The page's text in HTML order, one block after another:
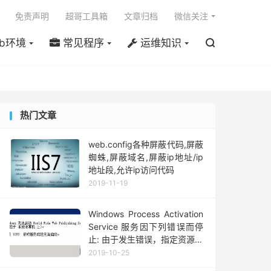
环境 常见程序 运维知识 
免责声明 超哥工具箱 文章归档 微信关注
热门文章
web.config各种屏蔽代码,屏蔽
蜘蛛,屏蔽域名,屏蔽ip地址/ip
地址段,允许ip访问代码
2019-11-19
Windows Process Activation
Service 服务因下列错误而停
止: 由于发生错误，指定资源管
理器中的事务支持未启动或已
2019-10-25